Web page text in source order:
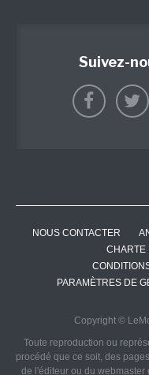
Suivez-
NOUS CONTACTER
CHARTE
PARAMÈTRES DE
Copyright ©
Toute reproduction ou
procédé que ce soit, des
de l'éditeur ou du webmaster